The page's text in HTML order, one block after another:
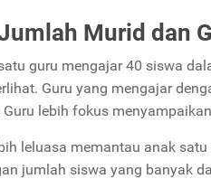
Murid dan
guru mengajar 40 siswa
Guru yang mengajar
Guru lebih fokus
leluasa memantau anak
jumlah siswa yang banyak